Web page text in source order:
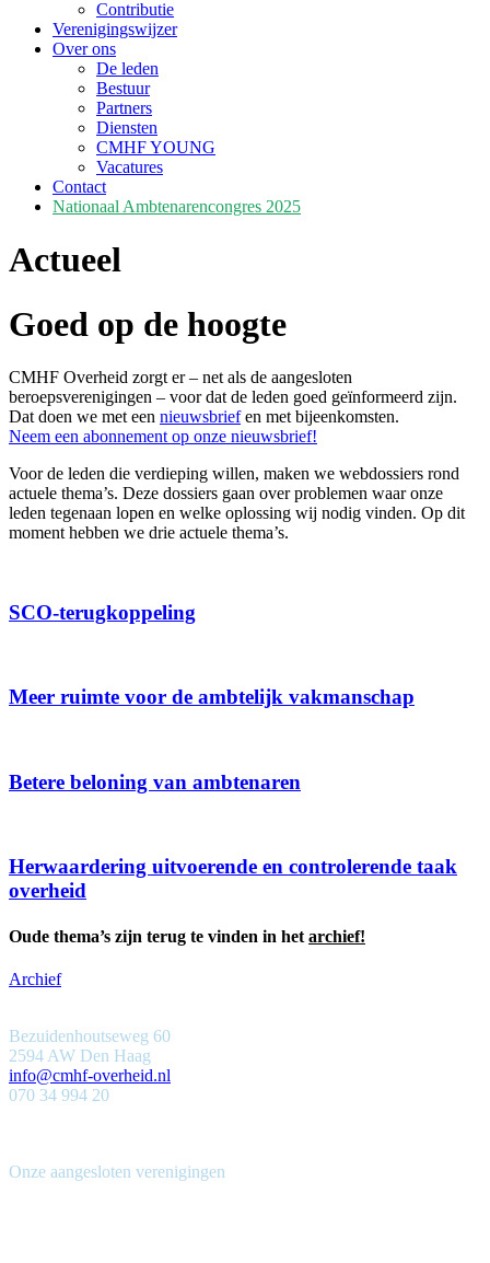
Contributie
Verenigingswijzer
Over ons
De leden
Bestuur
Partners
Diensten
CMHF YOUNG
Vacatures
Contact
Nationaal Ambtenarencongres 2025
Actueel
Goed op de hoogte
CMHF Overheid zorgt er – net als de aangesloten
beroepsverenigingen – voor dat de leden goed geïnformeerd zijn.
Dat doen we met een nieuwsbriefen met bijeenkomsten.
Neem een abonnement op onze nieuwsbrief!
Voor de leden die verdieping willen, maken we webdossiers rond
actuele thema’s. Deze dossiers gaan over problemen waar onze
leden tegenaan lopen en welke oplossing wij nodig vinden. Op dit
moment hebben we drie actuele thema’s.
SCO-terugkoppeling
Meer ruimte voor de ambtelijk vakmanschap
Betere beloning van ambtenaren
Herwaardering uitvoerende en controlerende taak
overheid
Oude thema’s zijn terug te vinden in het archief!
Archief
Bezuidenhoutseweg 60
2594 AW Den Haag
info@cmhf-overheid.nl
070 34 994 20
Onze aangesloten verenigingen